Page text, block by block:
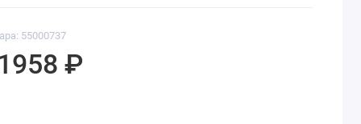
55000737
₽